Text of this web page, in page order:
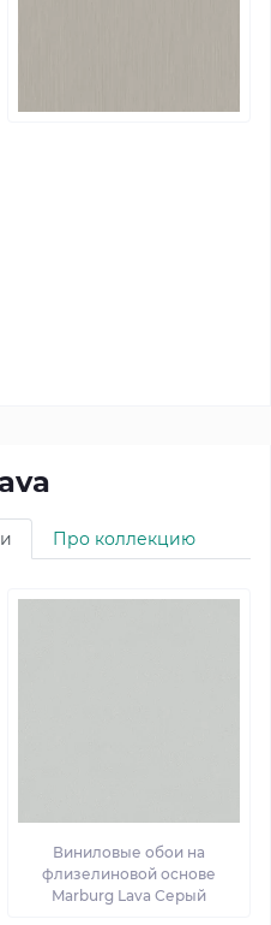
Про коллекцию
Виниловые обои на
флизелиновой основе
Marburg Lava Серый